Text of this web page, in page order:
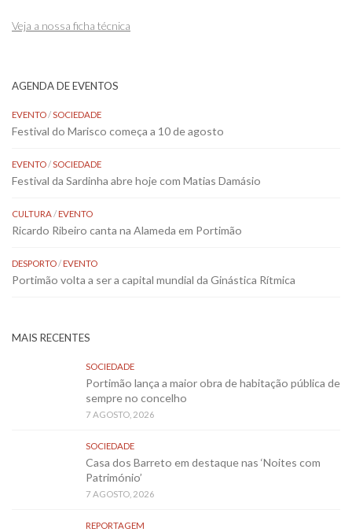
Veja a nossa ficha técnica
AGENDA DE EVENTOS
EVENTO/SOCIEDADE
Festival do Marisco começa a 10 de agosto
EVENTO/SOCIEDADE
Festival da Sardinha abre hoje com Matias Damásio
CULTURA/EVENTO
Ricardo Ribeiro canta na Alameda em Portimão
DESPORTO/EVENTO
Portimão volta a ser a capital mundial da Ginástica Rítmica
MAIS RECENTES
SOCIEDADE
Portimão lança a maior obra de habitação pública de
sempre no concelho
7 AGOSTO, 2026
SOCIEDADE
Casa dos Barreto em destaque nas ‘Noites com
Património’
7 AGOSTO, 2026
REPORTAGEM